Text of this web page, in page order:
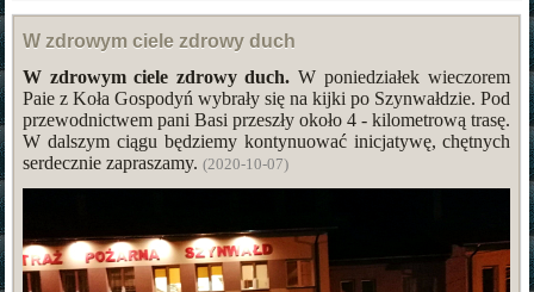
W zdrowym ciele zdrowy duch
W zdrowym ciele zdrowy duch. W poniedziałek wieczorem
Paie z Koła Gospodyń wybrały się na kijki po Szynwałdzie. Pod
przewodnictwem pani Basi przeszły około 4 - kilometrową trasę.
W dalszym ciągu będziemy kontynuować inicjatywę, chętnych
serdecznie zapraszamy.(2020-10-07)